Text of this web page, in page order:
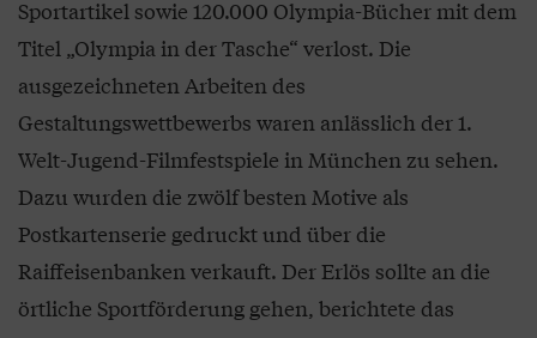
Sportartikel sowie 120.000 Olympia-Bücher mit dem
Titel „Olympia in der Tasche“ verlost. Die
ausgezeichneten Arbeiten des
Gestaltungswettbewerbs waren anlässlich der 1.
Welt-Jugend-Filmfestspiele in München zu sehen.
Dazu wurden die zwölf besten Motive als
Postkartenserie gedruckt und über die
Raiffeisenbanken verkauft. Der Erlös sollte an die
örtliche Sportförderung gehen, berichtete das